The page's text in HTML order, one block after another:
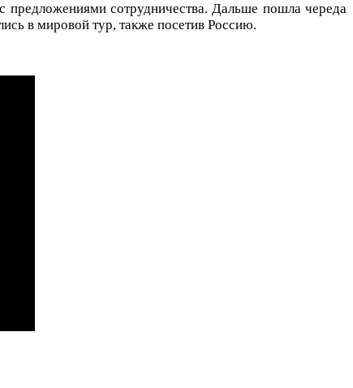
сотрудничества. Дальше пошла череда
в мировой тур, также посетив Россию.